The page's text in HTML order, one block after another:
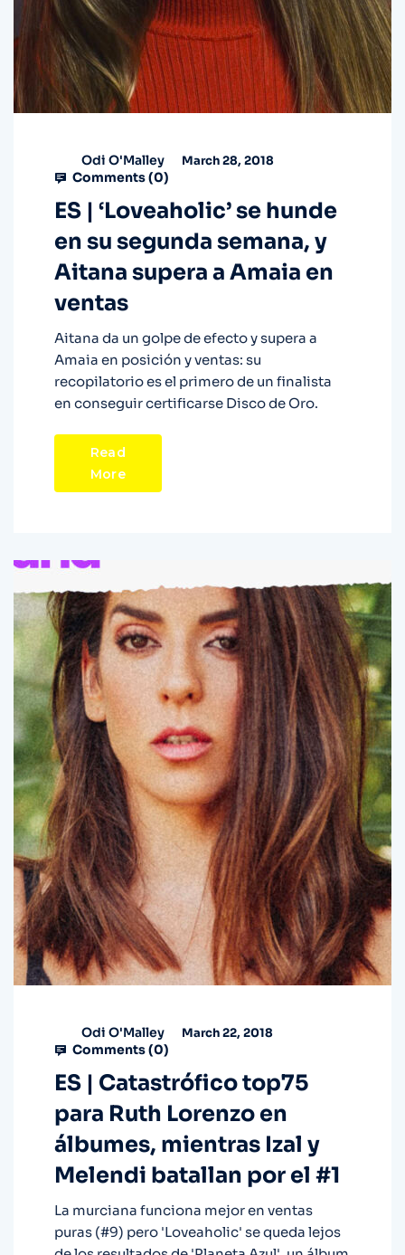
Odi O'Malley March 28, 2018
Comments (0)
ES | ‘Loveaholic’ se hunde
en su segunda semana, y
Aitana supera a Amaia en
ventas
Aitana da un golpe de efecto y supera a
Amaia en posición y ventas: su
recopilatorio es el primero de un finalista
en conseguir certificarse Disco de Oro.
Read
More
Odi O'Malley March 22, 2018
Comments (0)
ES | Catastrófico top75
para Ruth Lorenzo en
álbumes, mientras Izal y
Melendi batallan por el #1
La murciana funciona mejor en ventas
puras (#9) pero 'Loveaholic' se queda lejos